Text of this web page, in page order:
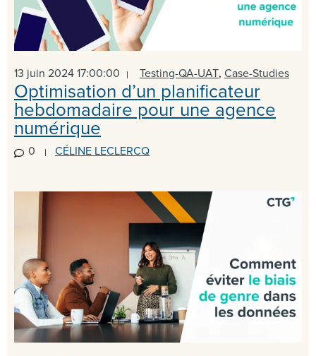
13 juin 2024 17:00:00 Testing-QA-UAT, Case-Studies
Optimisation d’un planificateur
hebdomadaire pour une agence
numérique
0 CÉLINE LECLERCQ